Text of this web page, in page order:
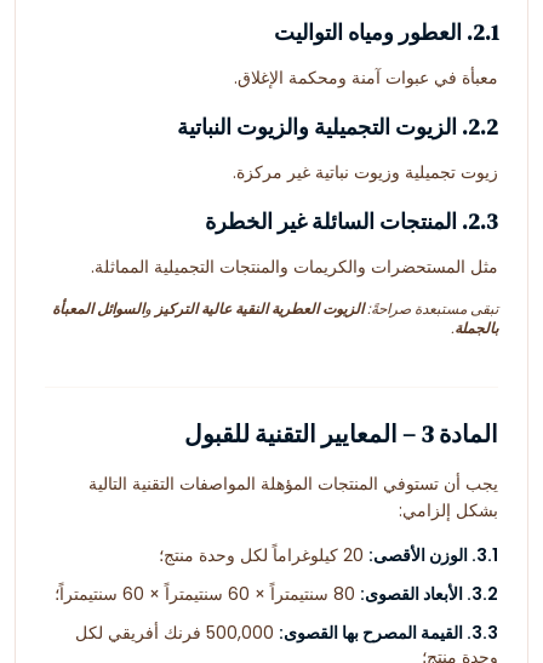
2.1. العطور ومياه التواليت
معبأة في عبوات آمنة ومحكمة الإغلاق.
2.2. الزيوت التجميلية والزيوت النباتية
زيوت تجميلية وزيوت نباتية غير مركزة.
2.3. المنتجات السائلة غير الخطرة
مثل المستحضرات والكريمات والمنتجات التجميلية المماثلة.
تبقى مستبعدة صراحةً:الزيوت العطرية النقية عالية التركيز والسوائل المعبأة
بالجملة.
المادة 3 – المعايير التقنية للقبول
يجب أن تستوفي المنتجات المؤهلة المواصفات التقنية التالية
بشكل إلزامي:
3.1. الوزن الأقصى:
3.2. الأبعاد القصوى:
3.3. القيمة المصرح بها القصوى:
500,000 فرنك أفريقي لكل
وحدة منتج؛